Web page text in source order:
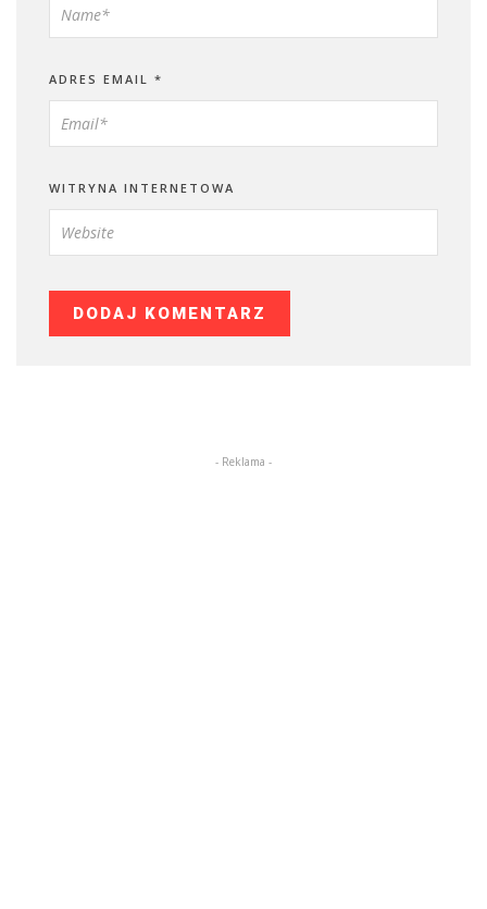
ADRES EMAIL *
WITRYNA INTERNETOWA
- Reklama -